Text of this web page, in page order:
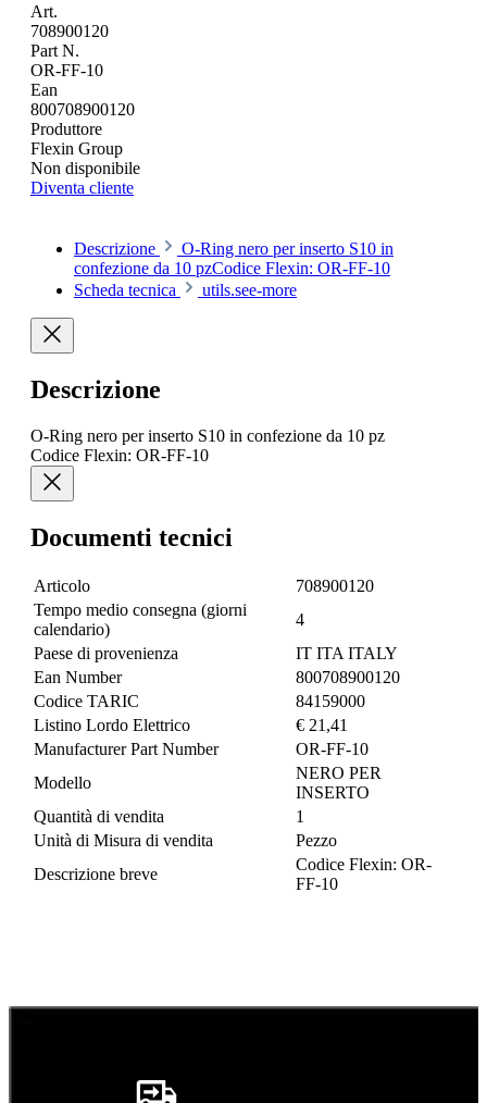
Art.
708900120
Part N.
OR-FF-10
Ean
800708900120
Produttore
Flexin Group
Non disponibile
Diventa cliente
Descrizione
O-Ring nero per inserto S10 in
confezione da 10 pzCodice Flexin: OR-FF-10
Scheda tecnica
utils.see-more
Descrizione
O-Ring nero per inserto S10 in confezione da 10 pz
Codice Flexin: OR-FF-10
Documenti tecnici
Articolo
708900120
Tempo medio consegna (giorni
calendario)
4
Paese di provenienza
IT ITA ITALY
Ean Number
800708900120
Codice TARIC
84159000
Listino Lordo Elettrico
€ 21,41
Manufacturer Part Number
OR-FF-10
Modello
NERO PER
INSERTO
Quantità di vendita
1
Unità di Misura di vendita
Pezzo
Descrizione breve
Codice Flexin: OR-
FF-10